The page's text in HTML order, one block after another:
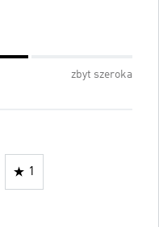
zbyt szeroka
1